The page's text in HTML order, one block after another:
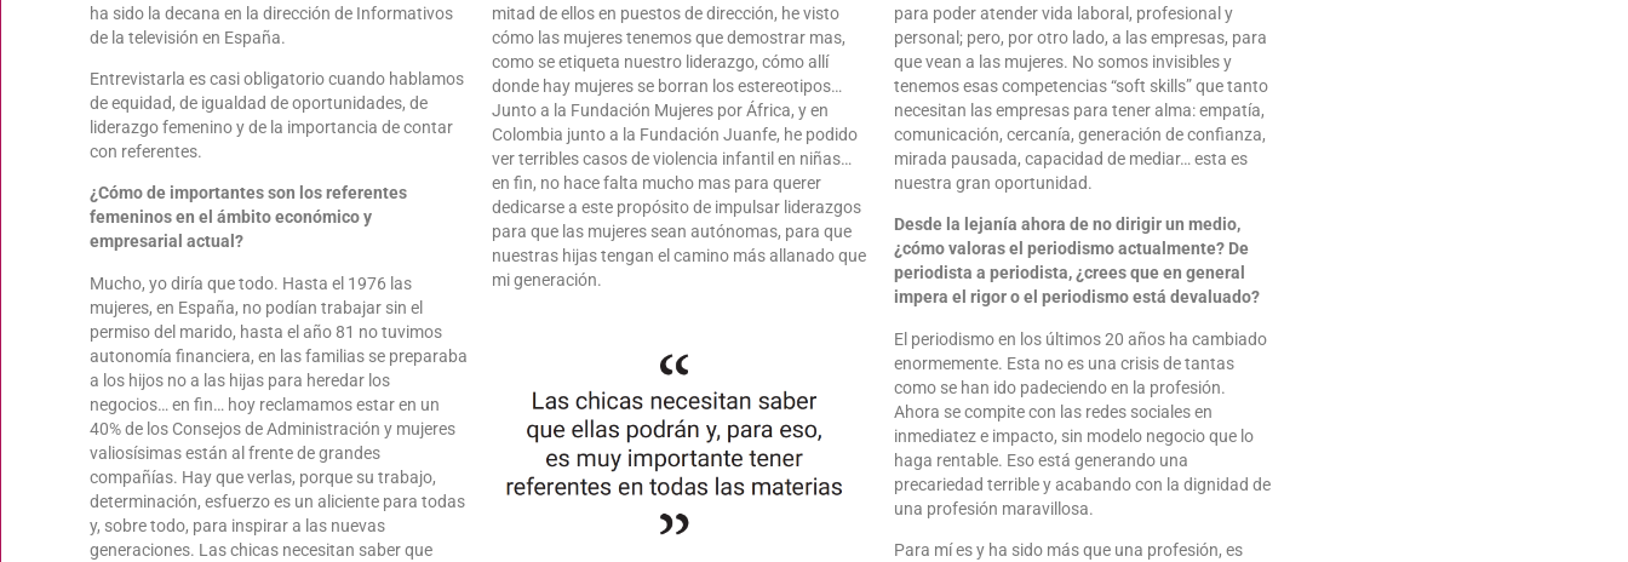
ha sido la decana en la dirección de Informativos
de la televisión en España.
Entrevistarla es casi obligatorio cuando hablamos
de equidad, de igualdad de oportunidades, de
liderazgo femenino y de la importancia de contar
con referentes.
¿Cómo de importantes son los referentes
femeninos en el ámbito económico y
empresarial actual?
Mucho, yo diría que todo. Hasta el 1976 las
mujeres, en España, no podían trabajar sin el
permiso del marido, hasta el año 81 no tuvimos
autonomía financiera, en las familias se preparaba
a los hijos no a las hijas para heredar los
negocios… en fin… hoy reclamamos estar en un
40% de los Consejos de Administración y mujeres
valiosísimas están al frente de grandes
compañías. Hay que verlas, porque su trabajo,
determinación, esfuerzo es un aliciente para todas
y, sobre todo, para inspirar a las nuevas
generaciones. Las chicas necesitan saber que
mitad de ellos en puestos de dirección, he visto
cómo las mujeres tenemos que demostrar mas,
como se etiqueta nuestro liderazgo, cómo allí
donde hay mujeres se borran los estereotipos…
Junto a la Fundación Mujeres por África, y en
Colombia junto a la Fundación Juanfe, he podido
ver terribles casos de violencia infantil en niñas…
en fin, no hace falta mucho mas para querer
dedicarse a este propósito de impulsar liderazgos
para que las mujeres sean autónomas, para que
nuestras hijas tengan el camino más allanado que
mi generación.
para poder atender vida laboral, profesional y
personal; pero, por otro lado, a las empresas, para
que vean a las mujeres. No somos invisibles y
tenemos esas competencias “soft skills” que tanto
necesitan las empresas para tener alma: empatía,
comunicación, cercanía, generación de confianza,
mirada pausada, capacidad de mediar… esta es
nuestra gran oportunidad.
Desde la lejanía ahora de no dirigir un medio,
¿cómo valoras el periodismo actualmente? De
periodista a periodista, ¿crees que en general
impera el rigor o el periodismo está devaluado?
El periodismo en los últimos 20 años ha cambiado
enormemente. Esta no es una crisis de tantas
como se han ido padeciendo en la profesión.
Ahora se compite con las redes sociales en
inmediatez e impacto, sin modelo negocio que lo
haga rentable. Eso está generando una
precariedad terrible y acabando con la dignidad de
una profesión maravillosa.
Para mí es y ha sido más que una profesión, es